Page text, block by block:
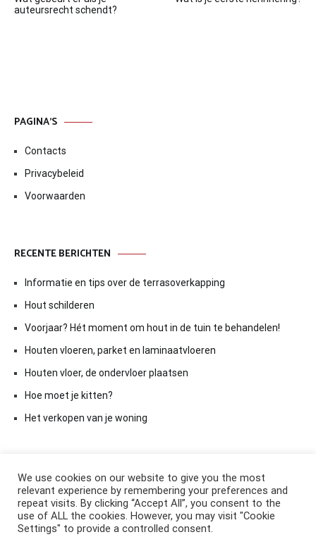
navigatie
auteursrecht schendt?
PAGINA’S
Contacts
Privacybeleid
Voorwaarden
RECENTE BERICHTEN
Informatie en tips over de terrasoverkapping
Hout schilderen
Voorjaar? Hét moment om hout in de tuin te behandelen!
Houten vloeren, parket en laminaatvloeren
Houten vloer, de ondervloer plaatsen
Hoe moet je kitten?
Het verkopen van je woning
We use cookies on our website to give you the most
relevant experience by remembering your preferences and
repeat visits. By clicking “Accept All”, you consent to the
use of ALL the cookies. However, you may visit "Cookie
Settings" to provide a controlled consent.